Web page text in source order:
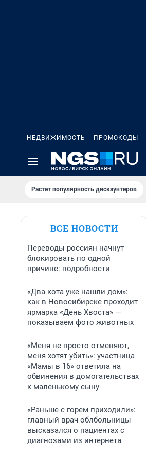
НЕДВИЖИМОСТЬ ПРОМОКОДЫ
Растет популярность дискаунтеров
ВСЕ НОВОСТИ
Переводы россиян начнут
блокировать по одной
причине: подробности
«Два кота уже нашли дом»:
как в Новосибирске проходит
ярмарка «День Хвоста» —
показываем фото животных
«Меня не просто отменяют,
меня хотят убить»: участница
«Мамы в 16» ответила на
обвинения в домогательствах
к маленькому сыну
«Раньше с горем приходили»:
главный врач облбольницы
высказался о пациентах с
диагнозами из интернета